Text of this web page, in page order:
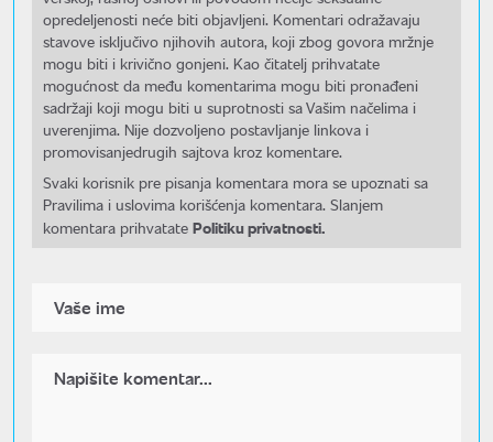
opredeljenosti neće biti objavljeni. Komentari odražavaju
stavove isključivo njihovih autora, koji zbog govora mržnje
mogu biti i krivično gonjeni. Kao čitatelj prihvatate
mogućnost da među komentarima mogu biti pronađeni
sadržaji koji mogu biti u suprotnosti sa Vašim načelima i
uverenjima. Nije dozvoljeno postavljanje linkova i
promovisanjedrugih sajtova kroz komentare.
Svaki korisnik pre pisanja komentara mora se upoznati sa
Pravilima i uslovima korišćenja komentara. Slanjem
komentara prihvatate Politiku privatnosti.